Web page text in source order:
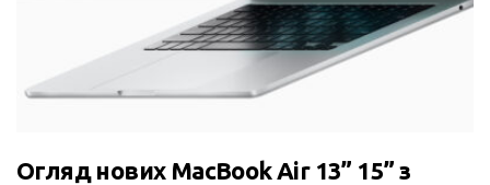
Огляд нових MacBook Air 13” 15” з